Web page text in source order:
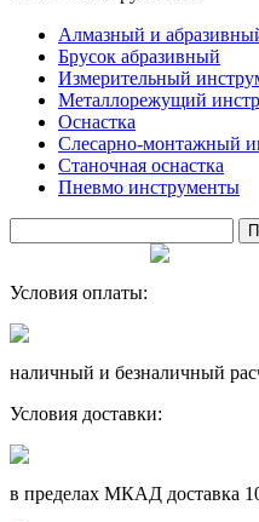
Алмазный и
Брусок абразивный
Измерительный
Металлорежущий
Оснастка
Слесарно-монтажный
Станочная оснастка
Пневмо инструменты
Условия оплаты:
наличный и безналичный
Условия доставки:
в пределах МКАД доставка